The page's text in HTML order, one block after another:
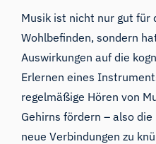
Musik ist nicht nur gut für
Wohlbefinden, sondern
Auswirkungen auf die
Erlernen eines
regelmäßige Hören von
Gehirns fördern – also
neue Verbindungen zu